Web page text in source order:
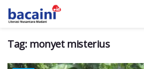
Tag: monyet misterius